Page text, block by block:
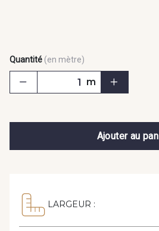
Quantité (en mètre)
m
Ajouter au
LARGEUR :